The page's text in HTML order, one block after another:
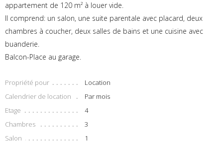
appartement de 120 m² à louer vide.
Il comprend: un salon, une suite parentale avec placard, deux
chambres à coucher, deux salles de bains et une cuisine avec
buanderie.
Balcon-Place au garage.
Propriété pour
Location
Calendrier de location
Par mois
Etage
4
Chambres
3
Salon
1